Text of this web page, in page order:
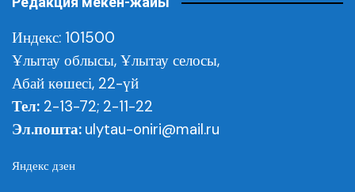
Индекс: 101500
Ұлытау облысы, Ұлытау селосы,
Абай көшесі, 22-үй
Тел: 2-13-72; 2-11-22
Эл.пошта: ulytau-oniri@mail.ru
Яндекс дзен